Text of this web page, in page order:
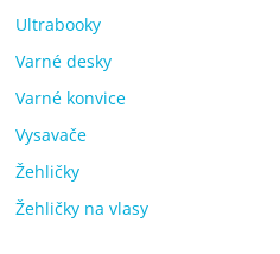
Ultrabooky
Varné desky
Varné konvice
Vysavače
Žehličky
Žehličky na vlasy